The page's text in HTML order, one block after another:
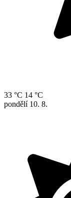
33 °C 14 °C
pondělí 10. 8.